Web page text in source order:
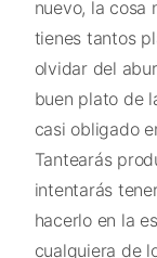
nuevo, la cosa
tienes tantos
olvidar del
buen plato de
casi obligado
Tantearás
intentarás
hacerlo en la
cualquiera de